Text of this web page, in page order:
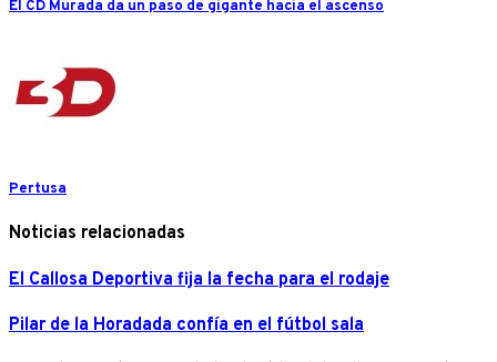
El CD Murada da un paso de gigante hacia el ascenso
Pertusa
Noticias relacionadas
El Callosa Deportiva fija la fecha para el rodaje
Pilar de la Horadada confía en el fútbol sala